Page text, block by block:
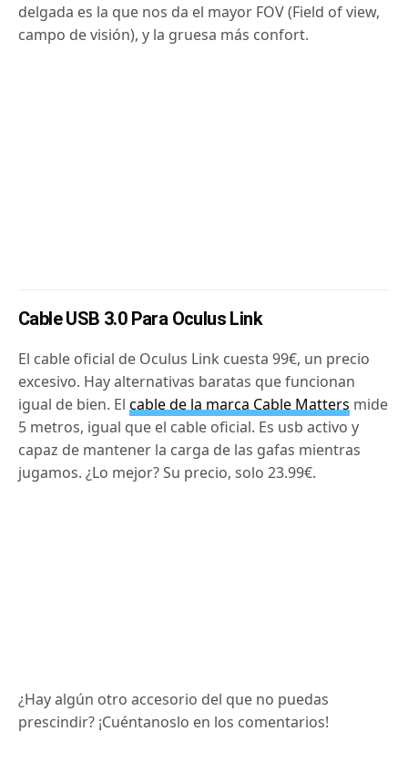
delgada es la que nos da el mayor FOV (Field of view,
campo de visión), y la gruesa más confort.
Cable USB 3.0 Para Oculus Link
El cable oficial de Oculus Link cuesta 99€, un precio
excesivo. Hay alternativas baratas que funcionan
igual de bien. Elcable de la marca Cable Matters mide
5 metros, igual que el cable oficial. Es usb activo y
capaz de mantener la carga de las gafas mientras
jugamos. ¿Lo mejor? Su precio, solo 23.99€.
¿Hay algún otro accesorio del que no puedas
prescindir? ¡Cuéntanoslo en los comentarios!